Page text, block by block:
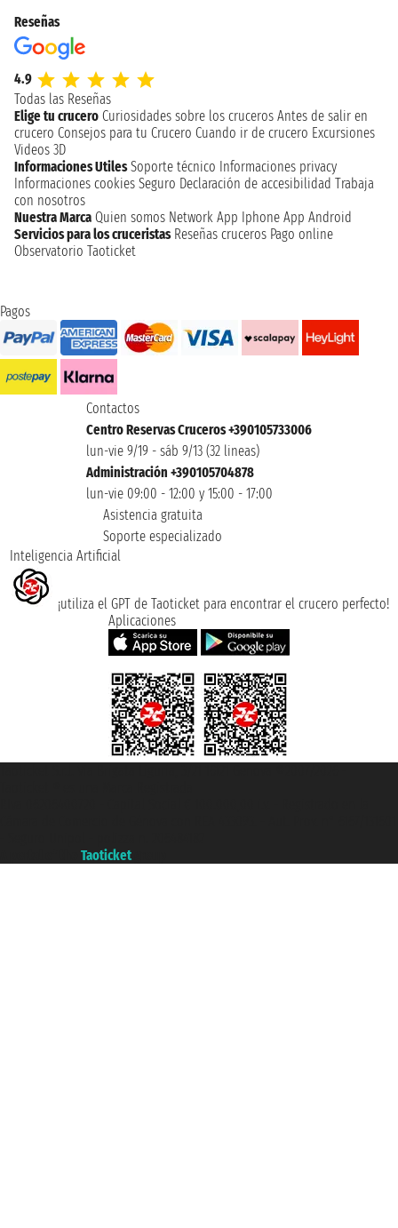
Reseñas
4.9
Todas las Reseñas
Elige tu crucero Curiosidades sobre los cruceros Antes de salir en
crucero Consejos para tu Crucero Cuando ir de crucero Excursiones
Videos 3D
Informaciones Utiles Soporte técnico Informaciones privacy
Informaciones cookies Seguro Declaración de accesibilidad Trabaja
con nosotros
Nuestra Marca Quien somos Network App Iphone App Android
Servicios para los cruceristas Reseñas cruceros Pago online
Observatorio Taoticket
Pagos
Contactos
Centro Reservas Cruceros +390105733006
lun-vie 9/19 - sáb 9/13 (32 lineas)
Administración +390105704878
lun-vie 09:00 - 12:00 y 15:00 - 17:00
Asistencia gratuita
Soporte especializado
Inteligencia Artificial
¡utiliza el GPT de Taoticket para encontrar el crucero perfecto!
Aplicaciones
Taoticket